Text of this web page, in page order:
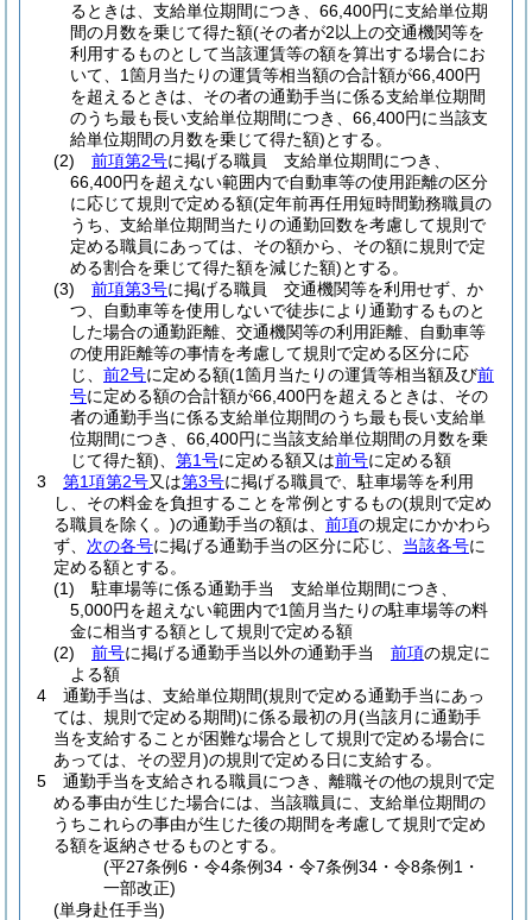
るときは、支給単位期間につき、66,400円に支給単位期
間の月数を乗じて得た額(その者が2以上の交通機関等を
利用するものとして当該運賃等の額を算出する場合にお
いて、1箇月当たりの運賃等相当額の合計額が66,400円
を超えるときは、その者の通勤手当に係る支給単位期間
のうち最も長い支給単位期間につき、66,400円に当該支
給単位期間の月数を乗じて得た額)とする。
(2)
前項第2号に掲げる職員 支給単位期間につき、
66,400円を超えない範囲内で自動車等の使用距離の区分
に応じて規則で定める額(定年前再任用短時間勤務職員の
うち、支給単位期間当たりの通勤回数を考慮して規則で
定める職員にあっては、その額から、その額に規則で定
める割合を乗じて得た額を減じた額)とする。
(3)
前項第3号に掲げる職員 交通機関等を利用せず、か
つ、自動車等を使用しないで徒歩により通勤するものと
した場合の通勤距離、交通機関等の利用距離、自動車等
の使用距離等の事情を考慮して規則で定める区分に応
じ、 前2号に定める額(1箇月当たりの運賃等相当額及び前
号に定める額の合計額が66,400円を超えるときは、その
者の通勤手当に係る支給単位期間のうち最も長い支給単
位期間につき、66,400円に当該支給単位期間の月数を乗
じて得た額)
第1号に定める額又は前号に定める額
3
第1項第2号又は第3号に掲げる職員で、駐車場等を利用
し、その料金を負担することを常例とするもの(規則で定め
る職員を除く。)の通勤手当の額は、 前項の規定にかかわら
ず、 次の各号に掲げる通勤手当の区分に応じ、 当該各号に
定める額とする。
(1)
駐車場等に係る通勤手当 支給単位期間につき、
5,000円を超えない範囲内で1箇月当たりの駐車場等の料
金に相当する額として規則で定める額
(2)
前号に掲げる通勤手当以外の通勤手当 前項の規定に
よる額
4
通勤手当は、支給単位期間(規則で定める通勤手当にあっ
ては、規則で定める期間)に係る最初の月(当該月に通勤手
当を支給することが困難な場合として規則で定める場合に
あっては、その翌月)の規則で定める日に支給する。
5
通勤手当を支給される職員につき、離職その他の規則で定
める事由が生じた場合には、当該職員に、支給単位期間の
うちこれらの事由が生じた後の期間を考慮して規則で定め
る額を返納させるものとする。
(平27条例6・令4条例34・令7条例34・令8条例1・
一部改正)
(単身赴任手当)